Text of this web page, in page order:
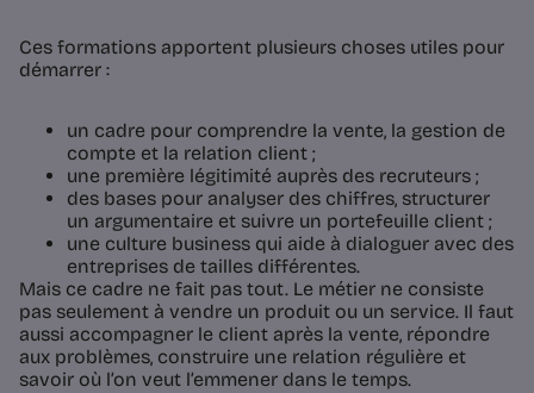
Ces formations apportent plusieurs choses utiles pour
démarrer :
un cadre pour comprendre la vente, la gestion de
compte et la relation client ;
une première légitimité auprès des recruteurs ;
des bases pour analyser des chiffres, structurer
un argumentaire et suivre un portefeuille client ;
une culture business qui aide à dialoguer avec des
entreprises de tailles différentes.
Mais ce cadre ne fait pas tout. Le métier ne consiste
pas seulement à vendre un produit ou un service. Il faut
aussi accompagner le client après la vente, répondre
aux problèmes, construire une relation régulière et
savoir où l’on veut l’emmener dans le temps.